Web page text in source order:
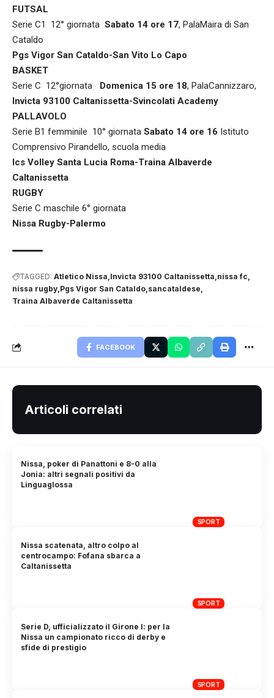
FUTSAL
Serie C1 12° giornata Sabato 14 ore 17, PalaMaira di San
Cataldo
Pgs Vigor San Cataldo-San Vito Lo Capo
BASKET
Serie C 12°giornata
Domenica 15 ore 18, PalaCannizzaro,
Invicta 93100 Caltanissetta-Svincolati Academy
PALLAVOLO
Serie B1 femminile 10° giornata Sabato 14 ore 16 Istituto
Comprensivo Pirandello, scuola media
Ics Volley Santa Lucia Roma-Traina Albaverde
Caltanissetta
RUGBY
Serie C maschile 6° giornata
Nissa Rugby-Palermo
TAGGED: Atletico Nissa Invicta 93100 Caltanissetta nissa fc
nissa rugby Pgs Vigor San Cataldo sancataldese
Traina Albaverde Caltanissetta
FACEBOOK
Articoli correlati
SPORT
Nissa, poker di Panattoni e 8-0 alla
Jonia: altri segnali positivi da
Linguaglossa
SPORT
Nissa scatenata, altro colpo al
centrocampo: Fofana sbarca a
Caltanissetta
SPORT
Serie D, ufficializzato il Girone I: per la
Nissa un campionato ricco di derby e
sfide di prestigio